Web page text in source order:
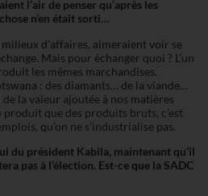
l’air de penser qu’après les
n’en était sorti…
d’affaires, aimeraient voir se
Mais pour échanger quoi ? L’un
les mêmes marchandises.
: des diamants… de la viande…
de la valeur ajoutée à nos matières
que des produits bruts, c’est
qu’on ne s’industrialise pas.
du président Kabila, maintenant qu’il
pas à l’élection. Est-ce que la SADC